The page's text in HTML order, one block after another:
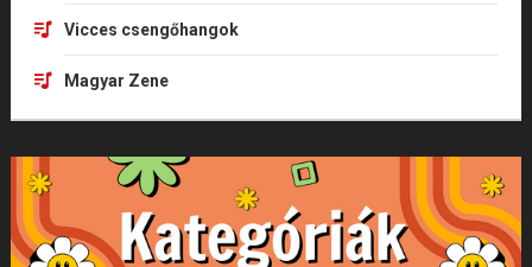
Vicces csengőhangok
Magyar Zene